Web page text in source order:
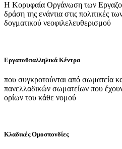
Η Κορυφαία Οργάνωση των
δράση της ενάντια στις πολιτικές
δογματικού νεοφιλελευθερισμού
Εργατοϋπαλληλικά Κέντρα
που συγκροτούνται από σωματεία
πανελλαδικών σωματείων που
ορίων του κάθε νομού
Κλαδικές Ομοσπονδίες